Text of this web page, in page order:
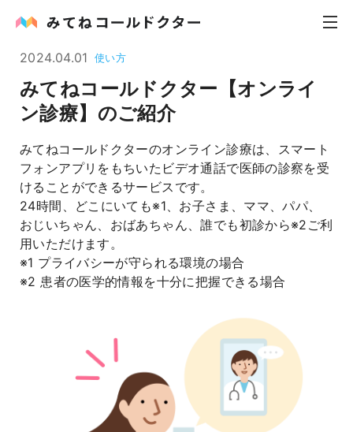
内科
花粉症
皮膚科
感染症
よくあるご質問
2024.04.01 使い方
みてねコールドクター【オンライ
ン診療】のご紹介
みてねコールドクターのオンライン診療は、スマート
フォンアプリをもちいたビデオ通話で医師の診察を受
けることができるサービスです。
24時間、どこにいても※1、お子さま、ママ、パパ、
おじいちゃん、おばあちゃん、誰でも初診から※2ご利
用いただけます。
※1 プライバシーが守られる環境の場合
※2 患者の医学的情報を十分に把握できる場合